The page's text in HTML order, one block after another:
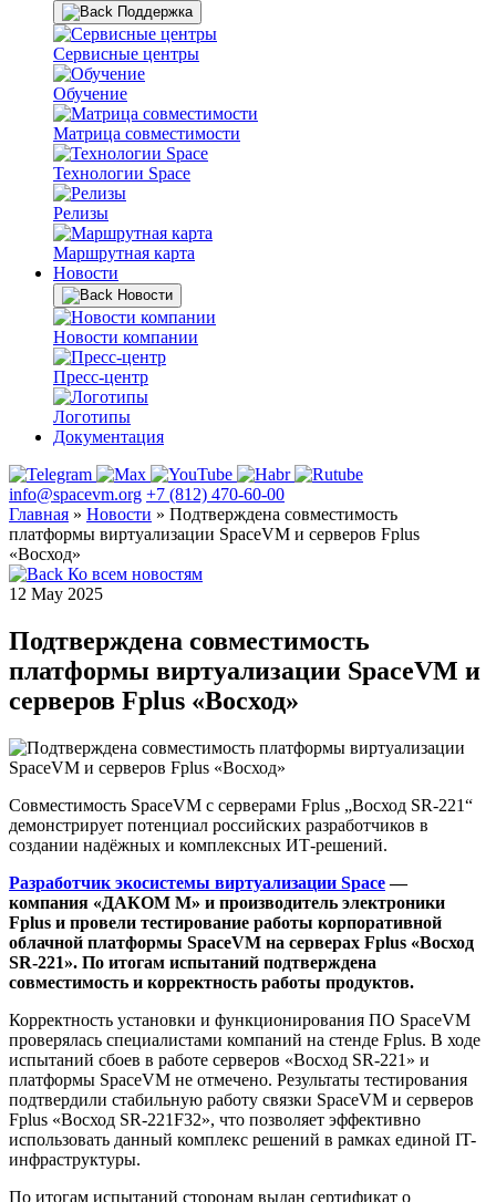
Поддержка
Сервисные центры
Обучение
Матрица совместимости
Технологии Space
Релизы
Маршрутная карта
Новости
Новости
Новости компании
Пресс-центр
Логотипы
Документация
info@spacevm.org +7 (812) 470-60-00
Главная » Новости » Подтверждена совместимость
платформы виртуализации SpaceVM и серверов Fplus
«Восход»
Ко всем новостям
12 May 2025
Подтверждена совместимость
платформы виртуализации SpaceVM и
серверов Fplus «Восход»
Совместимость SpaceVM с серверами Fplus „Восход SR-221“
демонстрирует потенциал российских разработчиков в
создании надёжных и комплексных ИТ-решений.
Разработчик экосистемы виртуализации Space—
компания «ДАКОМ М» и производитель электроники
Fplus и провели тестирование работы корпоративной
облачной платформы SpaceVM на серверах Fplus «Восход
SR-221». По итогам испытаний подтверждена
совместимость и корректность работы продуктов.
Корректность установки и функционирования ПО SpaceVM
проверялась специалистами компаний на стенде Fplus. В ходе
испытаний сбоев в работе серверов «Восход SR-221» и
платформы SpaceVM не отмечено. Результаты тестирования
подтвердили стабильную работу связки SpaceVM и серверов
Fplus «Восход SR-221F32», что позволяет эффективно
использовать данный комплекс решений в рамках единой IT-
инфраструктуры.
По итогам испытаний сторонам выдан сертификат о